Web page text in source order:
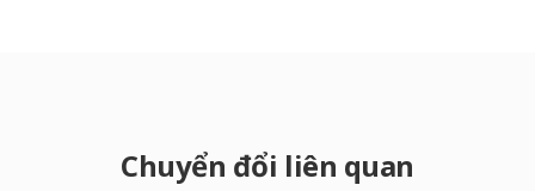
Chuyển đổi liên quan